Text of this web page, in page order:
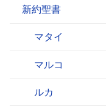
新約聖書
マタイ
マルコ
ルカ